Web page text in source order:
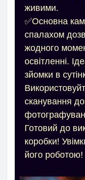
живими.
✅Основна
спалахом
жодного
освітленні.
зйомки в
сканування
Готовий до
коробки!
його роботою!